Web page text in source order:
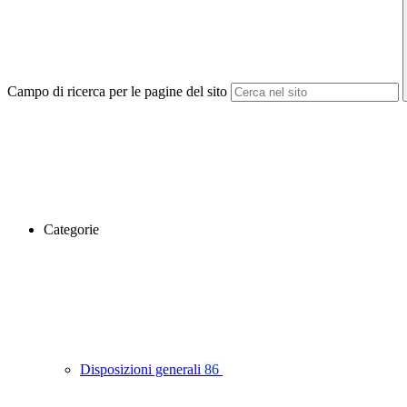
Campo di ricerca per le pagine del sito
Categorie
Disposizioni generali 86